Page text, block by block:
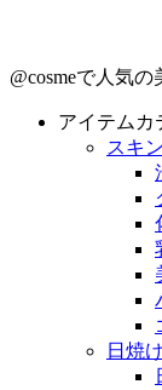
@cosmeで人気
アイテムカ
スキ
日焼